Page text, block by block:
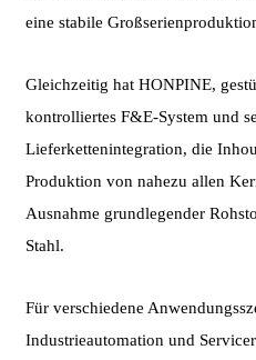
eine stabile
Gleichzeitig hat HONPINE,
kontrolliertes F&E-System und
Lieferkettenintegration, die
Produktion von nahezu allen
Ausnahme grundlegender
Stahl.
Für verschiedene
Industrieautomation und